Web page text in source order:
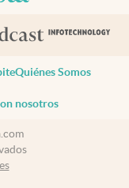
Quiénes Somos
nosotros